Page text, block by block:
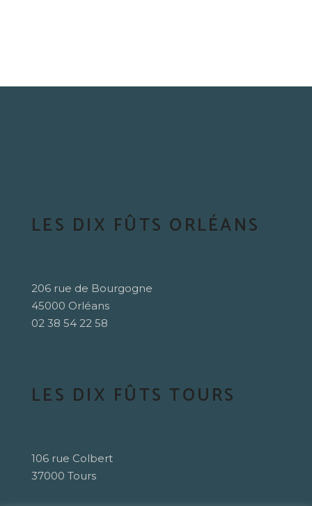
LES DIX FÛTS ORLÉANS
206 rue de Bourgogne
45000 Orléans
02 38 54 22 58
LES DIX FÛTS TOURS
106 rue Colbert
37000 Tours